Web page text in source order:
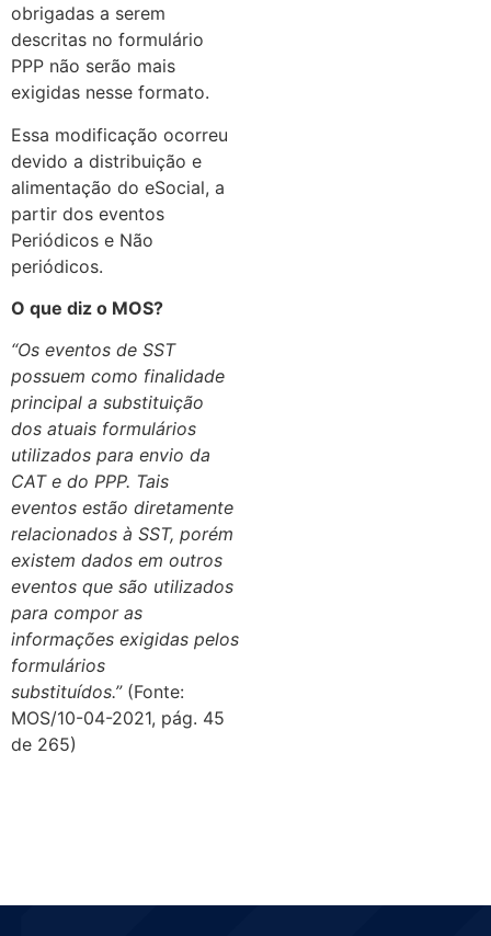
obrigadas a serem
descritas no formulário
PPP não serão mais
exigidas nesse formato.
Essa modificação ocorreu
devido a distribuição e
alimentação do eSocial, a
partir dos eventos
Periódicos e Não
periódicos.
O que diz o MOS?
“Os eventos de SST
possuem como finalidade
principal a substituição
dos atuais formulários
utilizados para envio da
CAT e do PPP. Tais
eventos estão diretamente
relacionados à SST, porém
existem dados em outros
eventos que são utilizados
para compor as
informações exigidas pelos
formulários
substituídos.”(Fonte:
MOS/10-04-2021, pág. 45
de 265)